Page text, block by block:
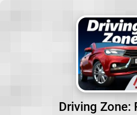
Driving Zone: